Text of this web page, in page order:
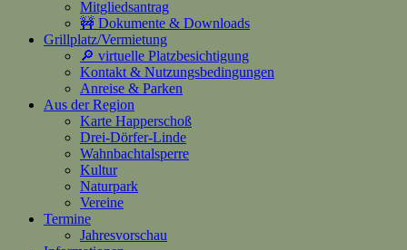
Mitgliedsantrag
🚧 Dokumente & Downloads
Grillplatz/Vermietung
🔎 virtuelle Platzbesichtigung
Kontakt & Nutzungsbedingungen
Anreise & Parken
Aus der Region
Karte Happerschoß
Drei-Dörfer-Linde
Wahnbachtalsperre
Kultur
Naturpark
Vereine
Termine
Jahresvorschau